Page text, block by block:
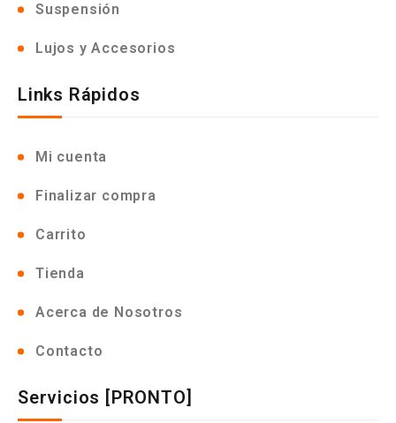
Suspensión
Lujos y Accesorios
Links Rápidos
Mi cuenta
Finalizar compra
Carrito
Tienda
Acerca de Nosotros
Contacto
Servicios [PRONTO]